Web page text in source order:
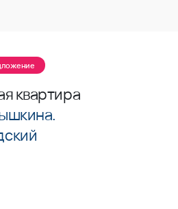
квартира